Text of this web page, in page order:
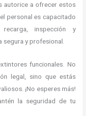
autorice a ofrecer estos
personal es capacitado
inspección y
segura y profesional.
funcionales. No
legal, sino que estás
¡No esperes más!
la seguridad de tu